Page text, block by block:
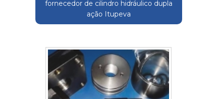
fornecedor de cilindro hidráulico dupla
ação Itupeva